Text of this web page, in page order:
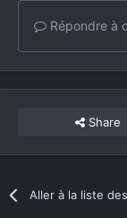
Répondre à
Share
Aller à la liste